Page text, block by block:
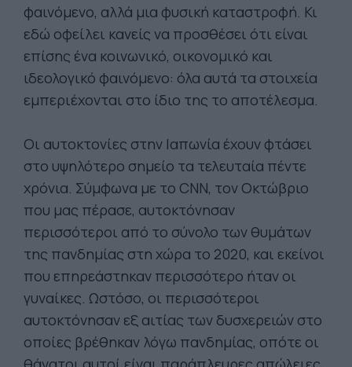
φαινόμενο, αλλά μια φυσική καταστροφή. Κι
εδώ οφείλει κανείς να προσθέσει ότι είναι
επίσης ένα κοινωνικό, οικονομικό και
ιδεολογικό φαινόμενο: όλα αυτά τα στοιχεία
εμπεριέχονται στο ίδιο της το αποτέλεσμα.
Οι αυτοκτονίες στην Ιαπωνία έχουν φτάσει
στο υψηλότερο σημείο τα τελευταία πέντε
χρόνια. Σύμφωνα με το CNN, τον Οκτώβριο
που μας πέρασε, αυτοκτόνησαν
περισσότεροι από το σύνολο των θυμάτων
της πανδημίας στη χώρα το 2020, και εκείνοι
που επηρεάστηκαν περισσότερο ήταν οι
γυναίκες. Ωστόσο, οι περισσότεροι
αυτοκτόνησαν εξ αιτίας των δυσχερειών στο
οποίες βρέθηκαν λόγω πανδημίας, οπότε οι